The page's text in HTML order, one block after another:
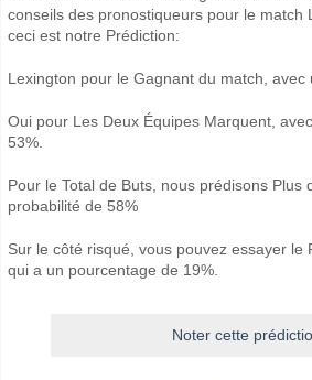
conseils des pronostiqueurs pour le match
ceci est notre Prédiction:
Lexington pour le Gagnant du match, avec
Oui pour Les Deux Équipes Marquent,
53%.
Pour le Total de Buts, nous prédisons Plus
probabilité de 58%
Sur le côté risqué, vous pouvez essayer le
qui a un pourcentage de 19%.
Noter cette